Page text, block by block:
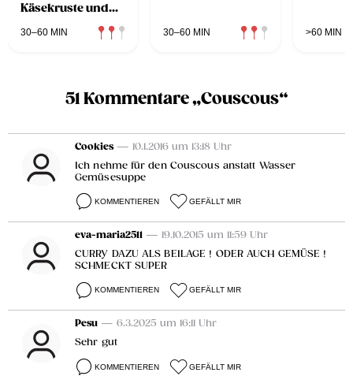
Käsekruste und
30–60 MIN 30–60 MIN >60 MIN
51 Kommentare „Couscous“
Cookies — 10.1.2016 um 13:18 Uhr
Ich nehme für den Couscous anstatt Wasser
Gemüsesuppe
KOMMENTIEREN GEFÄLLT MIR
eva-maria2511 — 19.10.2015 um 11:59 Uhr
CURRY DAZU ALS BEILAGE ! ODER AUCH GEMÜSE !
SCHMECKT SUPER
KOMMENTIEREN GEFÄLLT MIR
Pesu — 6.3.2025 um 16:11 Uhr
Sehr gut
KOMMENTIEREN GEFÄLLT MIR